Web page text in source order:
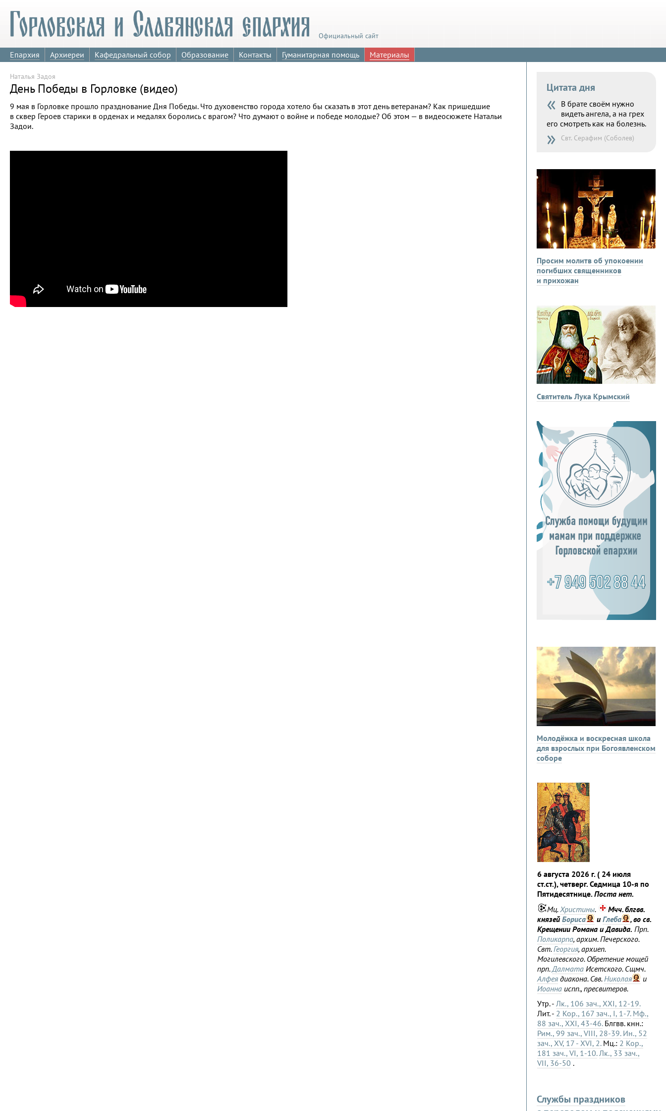
Официальный сайт
Епархия Архиереи Кафедральный собор Образование Контакты Гуманитарная помощь Материалы
Наталья Задоя
День Победы в Горловке (видео)
9 мая в Горловке прошло празднование Дня Победы. Что духовенство города хотело бы сказать в этот день ветеранам? Как пришедшие
в сквер Героев старики в орденах и медалях боролись с врагом? Что думают о войне и победе молодые? Об этом — в видеосюжете Натальи
Задои.
Цитата дня
« В брате своём нужно
видеть ангела, а на грех
его смотреть как на болезнь.
» Свт. Серафим (Соболев)
Просим молитв об упокоении
погибших священников
и прихожан
Святитель Лука Крымский
Молодёжка и воскресная школа
для взрослых при Богоявленском
соборе
6 августа 2026 г. ( 24 июля
ст.ст.), четверг. Седмица 10-я по
Пятидесятнице.Поста нет.
Мц.Христины.
Мчч. блгвв.
князейБориса иГлеба
, во св.
Крещении Романа и Давида. Прп.
Поликарпа, архим. Печерского.
Свт.Георгия, архиеп.
Могилевского. Обретение мощей
прп.Далмата Исетского. Сщмч.
Алфея диакона. Свв.Николая
и
Иоанна испп., пресвитеров.
Утр. - Лк., 106 зач., XXI, 12-19.
Лит. - 2 Кор., 167 зач., I, 1-7. Мф.,
88 зач., XXI, 43-46.Блгвв. кнн.:
Рим., 99 зач., VIII, 28-39. Ин., 52
зач., XV, 17 - XVI, 2.Мц.: 2 Кор.,
181 зач., VI, 1-10. Лк., 33 зач.,
VII, 36-50 .
Службы праздников